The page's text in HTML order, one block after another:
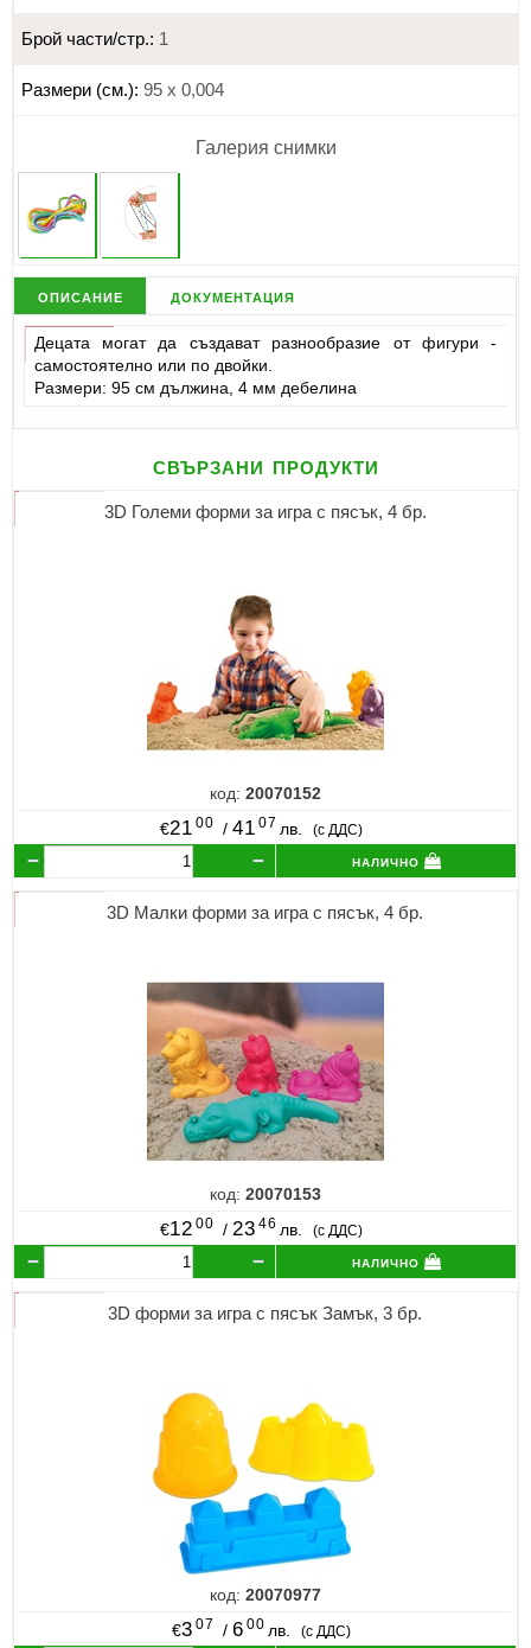
Брой части/стр.: 1
Размери (см.): 95 х 0,004
Галерия снимки
описание документация
Децата могат да създават разнообразие от фигури -
самостоятелно или по двойки.
Размери: 95 см дължина, 4 мм дебелина
свързани продукти
3D Големи форми за игра с пясък, 4 бр.
код: 20070152
€21 00 / 41 07 лв. (с ДДС)
налично
3D Малки форми за игра с пясък, 4 бр.
код: 20070153
€12 00 / 23 46 лв. (с ДДС)
налично
3D форми за игра с пясък Замък, 3 бр.
код: 20070977
€3 07 / 6 00 лв. (с ДДС)